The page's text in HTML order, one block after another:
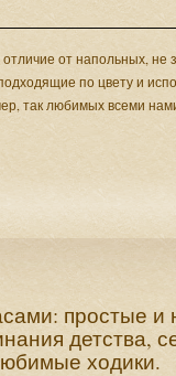
от напольных,
по цвету и
так любимых всеми
простые
детства,
ходики.